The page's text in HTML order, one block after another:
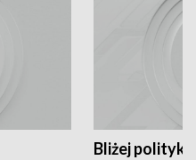
Bliżej polityki